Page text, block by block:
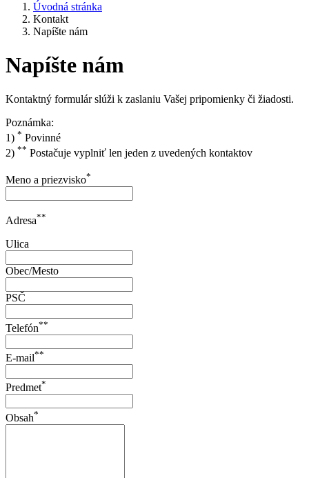
Úvodná stránka
Kontakt
Napíšte nám
Napíšte nám
Kontaktný formulár slúži k zaslaniu Vašej pripomienky či žiadosti.
Poznámka:
1) * Povinné
2) ** Postačuje vyplniť len jeden z uvedených kontaktov
Meno a priezvisko*
Adresa**
Ulica
Obec/Mesto
PSČ
Telefón**
E-mail**
Predmet*
Obsah*